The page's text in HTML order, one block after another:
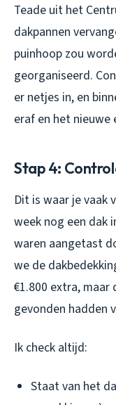
Teade uit het
dakpannen
puinhoop zou
georganiseerd.
er netjes in, en
eraf en het nieuwe
Stap 4:
Dit is waar je vaak
week nog een dak
waren aangetast
we de
€1.800 extra,
gevonden hadden
Ik check altijd:
Staat van het